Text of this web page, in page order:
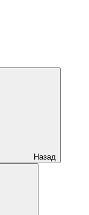
Назад